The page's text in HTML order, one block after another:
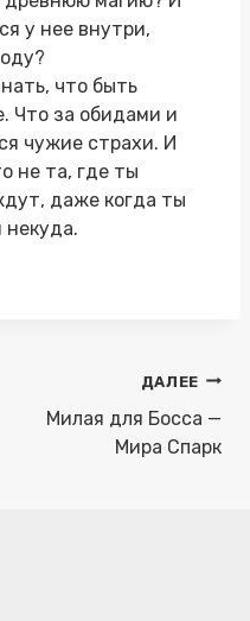
у нее внутри,
что быть
Что за обидами и
чужие страхи. И
не та, где ты
даже когда ты
некуда.
ДАЛЕЕ
Милая для Босса —
Мира Спарк